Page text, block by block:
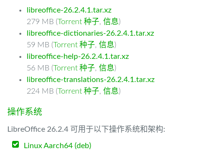
libreoffice-26.2.4.1.tar.xz
279 MB (Torrent 种子, 信息)
libreoffice-dictionaries-26.2.4.1.tar.xz
59 MB (Torrent 种子, 信息)
libreoffice-help-26.2.4.1.tar.xz
56 MB (Torrent 种子, 信息)
libreoffice-translations-26.2.4.1.tar.xz
224 MB (Torrent 种子, 信息)
操作系统
LibreOffice 26.2.4 可用于以下操作系统和架构:
Linux Aarch64 (deb)